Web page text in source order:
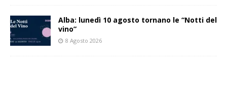
Alba: lunedì 10 agosto tornano le “Notti del
vino”
8 Agosto 2026